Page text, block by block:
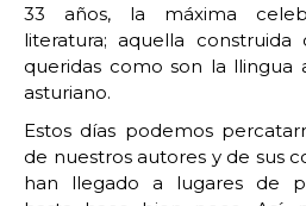
33 años, la máxima
literatura; aquella
queridas como son la llingua
asturiano.
Estos días podemos
de nuestros autores y de sus
han llegado a lugares de